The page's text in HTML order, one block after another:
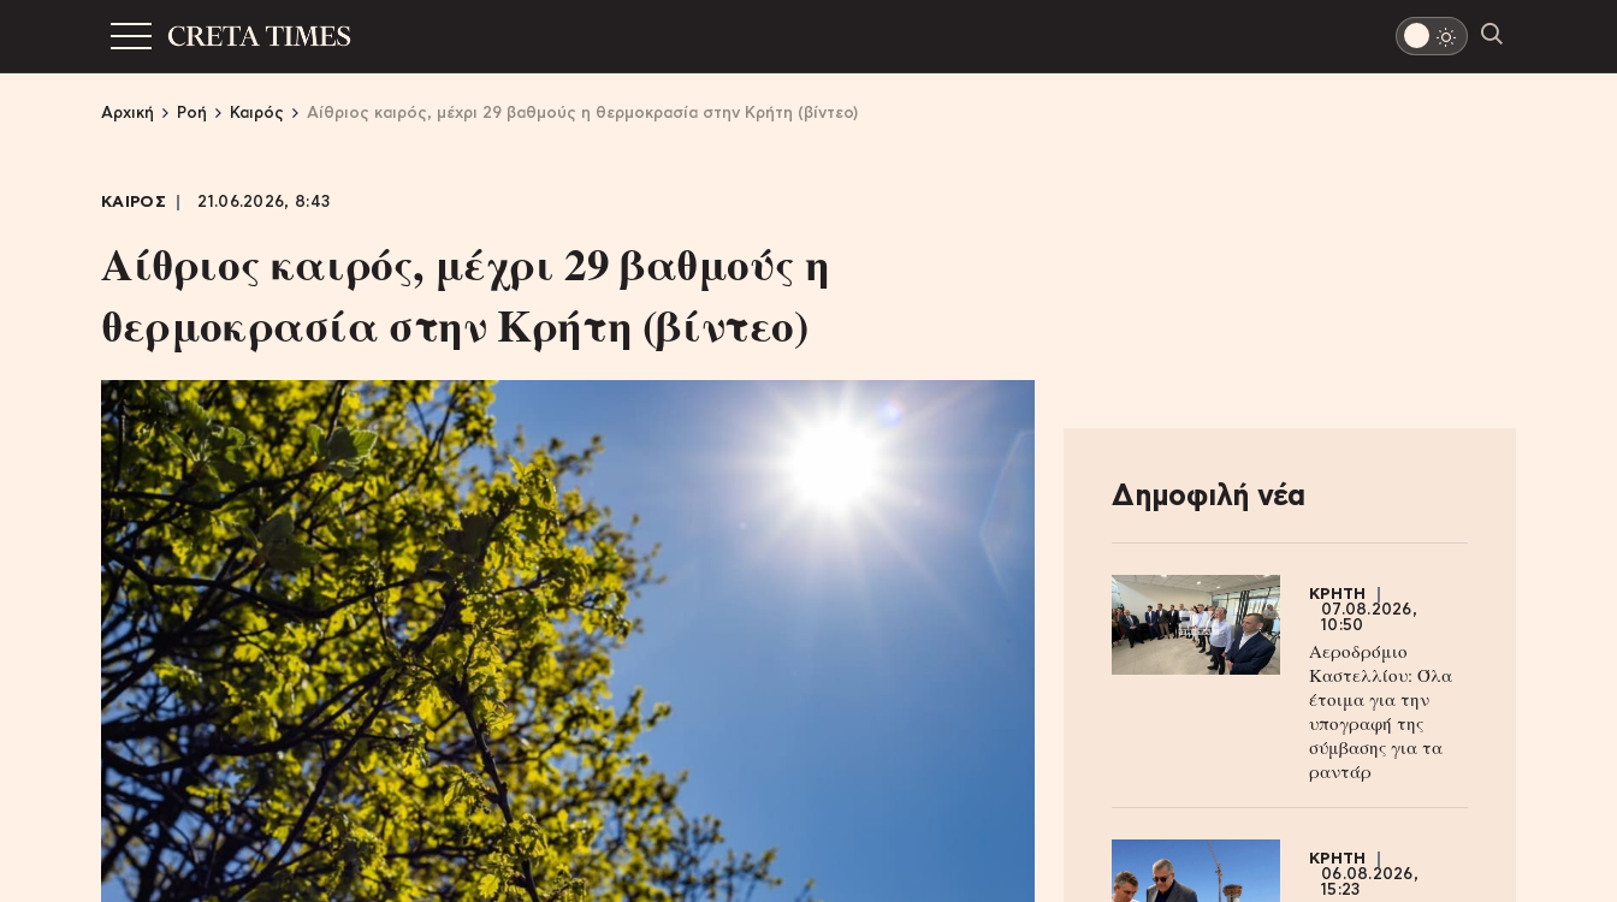
Αρχική Ροή Καιρός Αίθριος καιρός, μέχρι 29 βαθμούς η θερμοκρασία στην Κρήτη (βίντεο)
ΚΑΙΡΟΣ 21.06.2026, 8:43
Αίθριος καιρός, μέχρι 29 βαθμούς η
θερμοκρασία στην Κρήτη (βίντεο)
Δημοφιλή νέα
ΚΡΗΤΗ
07.08.2026,
10:50
Αεροδρόμιο
Καστελλίου: Όλα
έτοιμα για την
υπογραφή της
σύμβασης για τα
ραντάρ
ΚΡΗΤΗ
06.08.2026,
15:23